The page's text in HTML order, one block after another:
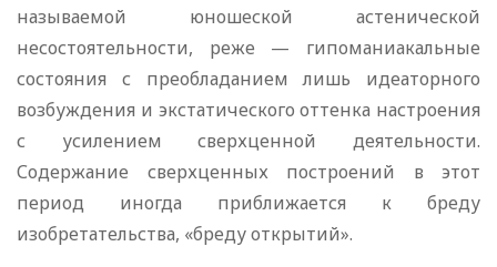
называемой юношеской астенической
несостоятельности, реже — гипоманиакальные
состояния с преобладанием лишь идеаторного
возбуждения и экстатического оттенка настроения
с усилением сверхценной деятельности.
Содержание сверхценных построений в этот
период иногда приближается к бреду
изобретательства, «бреду открытий».